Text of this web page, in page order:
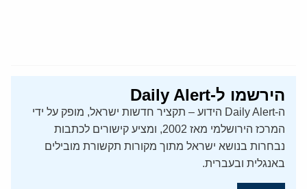
הירשמו ל-Daily Alert
ה-Daily Alert הידוע – תקציר חדשות ישראל, מופק על ידי
המרכז הירושלמי מאז 2002, ומציע קישורים לכתבות
נבחרות בנושא ישראל מתוך מקורות תקשורת מובילים
באנגלית ובעברית.